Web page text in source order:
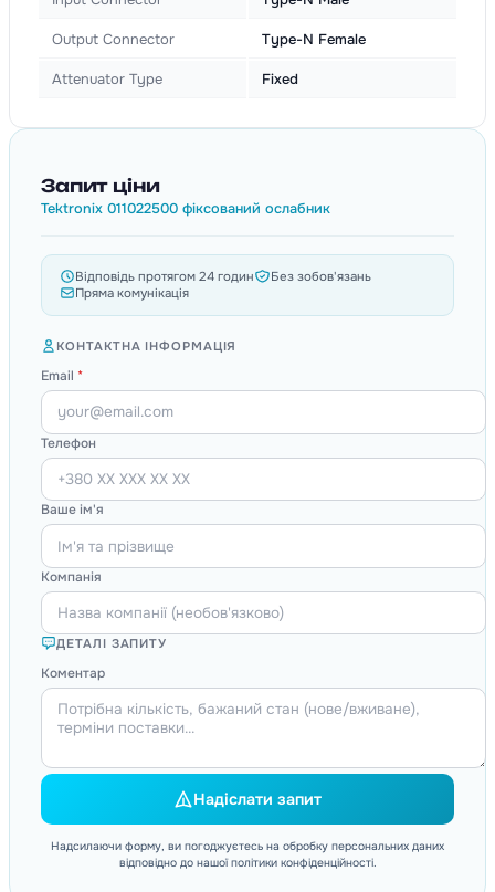
Output Connector Type-N Female
Attenuator Type Fixed
Запит ціни
Tektronix 011022500 фіксований ослабник
Відповідь протягом 24 годин
Без зобов'язань
Пряма комунікація
КОНТАКТНА ІНФОРМАЦІЯ
Email *
Телефон
Ваше ім'я
Компанія
ДЕТАЛІ ЗАПИТУ
Коментар
Надіслати запит
Надсилаючи форму, ви погоджуєтесь на обробку персональних даних
відповідно до нашої політики конфіденційності.